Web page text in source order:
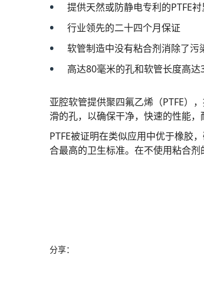
苏米
台湾（中文）
提供天然或防静电专利的PTFE衬
行业领先的二十四个月保证
软管制造中没有粘合剂消除了污
高达80毫米的孔和软管长度高达
亚腔软管提供聚四氟乙烯（PTFE）
滑的孔，以确保干净，快速的性能
PTFE被证明在类似应用中优于橡胶
合最高的卫生标准。在不使用粘合剂
分享：